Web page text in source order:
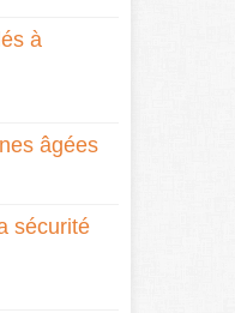
à
âgées
sécurité